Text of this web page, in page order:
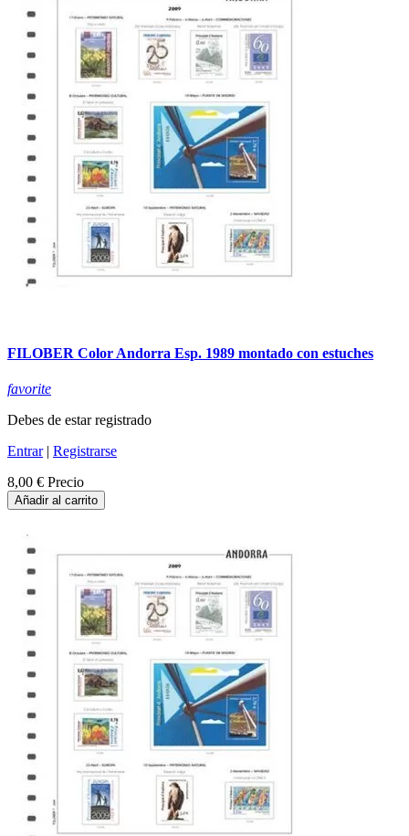
FILOBER Color Andorra Esp. 1989 montado con estuches
favorite
Debes de estar registrado
Entrar| Registrarse
8,00 € Precio
Añadir al carrito